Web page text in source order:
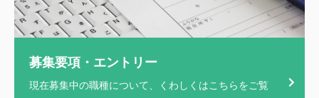
募集要項・エントリー
現在募集中の職種について、くわしくはこちらをご覧